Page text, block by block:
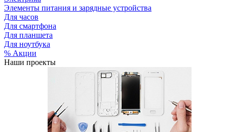
Элементы питания и зарядные устройства
Для часов
Для смартфона
Для планшета
Для ноутбука
% Акции
Наши проекты